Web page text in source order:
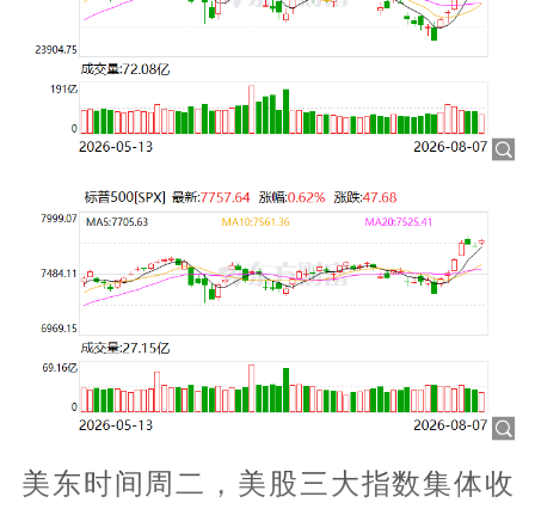
美东时间周二，美股三大指数集体收